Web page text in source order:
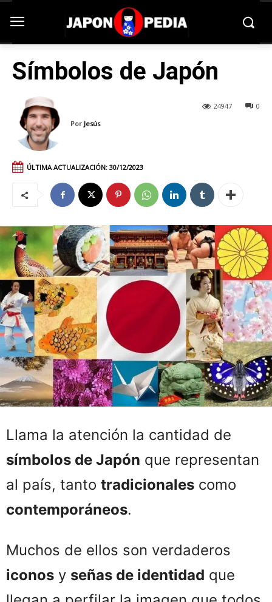
Símbolos de Japón
0
24947
Por Jesús
ÚLTIMA ACTUALIZACIÓN: 30/12/2023
Llama la atención la cantidad de
símbolos de Japón que representan
al país, tanto tradicionales como
contemporáneos.
Muchos de ellos son verdaderos
iconos y señas de identidad que